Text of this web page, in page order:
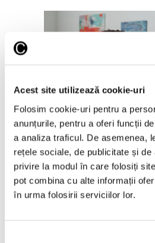
Acest site utilizează cookie-uri
Folosim cookie-uri pentru a
anunțurile, pentru a oferi funcții
a analiza traficul. De asemenea,
rețele sociale, de publicitate și
privire la modul în care folosiți
pot combina cu alte informații
în urma folosirii serviciilor lor.
Ghid – Cum alegi
pentru colecția ta
22 Iulie 2026